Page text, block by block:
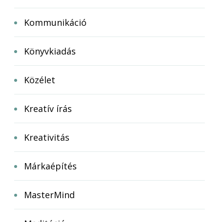
Kommunikáció
Könyvkiadás
Közélet
Kreatív írás
Kreativitás
Márkaépítés
MasterMind